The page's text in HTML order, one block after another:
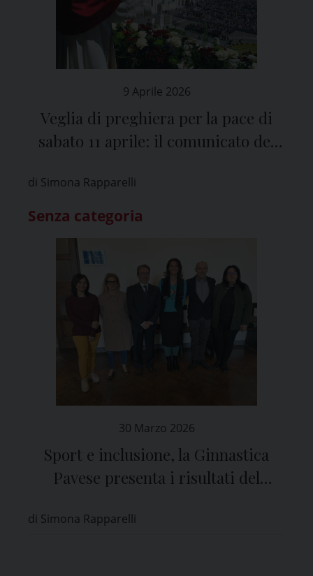
9 Aprile 2026
Veglia di preghiera per la pace di
sabato 11 aprile: il comunicato del
di Simona Rapparelli
Senza categoria
30 Marzo 2026
Sport e inclusione, la Ginnastica
Pavese presenta i risultati del
di Simona Rapparelli